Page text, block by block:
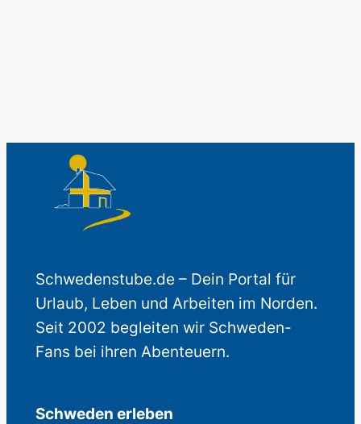
Schwedenstube.de – Dein Portal für
Urlaub, Leben und Arbeiten im Norden.
Seit 2002 begleiten wir Schweden-
Fans bei ihren Abenteuern.
Schweden erleben